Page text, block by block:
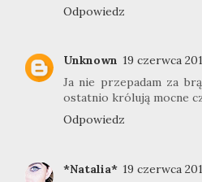
Odpowiedz
Unknown 19 czerwca
Ja nie przepadam za
ostatnio królują mocne
Odpowiedz
*Natalia* 19 czerwca